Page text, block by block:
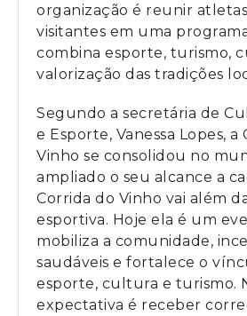
organização é reunir
visitantes em uma
combina esporte, turismo,
valorização das tradições
Segundo a secretária de
e Esporte, Vanessa Lopes, a
Vinho se consolidou no
ampliado o seu alcance a
Corrida do Vinho vai além
esportiva. Hoje ela é um
mobiliza a comunidade,
saudáveis e fortalece o
esporte, cultura e turismo.
expectativa é receber